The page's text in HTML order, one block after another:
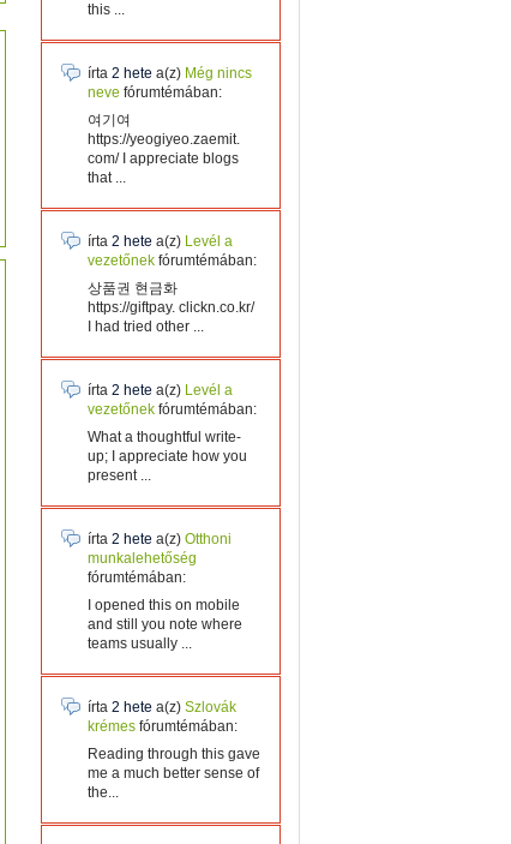
this ...
írta 2 hete a(z) Még nincs
neve fórumtémában:
여기여
https://yeogiyeo.zaemit.
com/ I appreciate blogs
that ...
írta 2 hete a(z) Levél a
vezetőnek fórumtémában:
상품권 현금화
https://giftpay. clickn.co.kr/
I had tried other ...
írta 2 hete a(z) Levél a
vezetőnek fórumtémában:
What a thoughtful write-
up; I appreciate how you
present ...
írta 2 hete a(z) Otthoni
munkalehetőség
fórumtémában:
I opened this on mobile
and still you note where
teams usually ...
írta 2 hete a(z) Szlovák
krémes fórumtémában:
Reading through this gave
me a much better sense of
the...